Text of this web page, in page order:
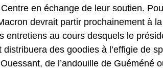
en échange de leur soutien.
devrait partir prochainement à
entretiens au cours desquels le
distribuera des goodies à l’effigie de
de l’andouille de Guéméné